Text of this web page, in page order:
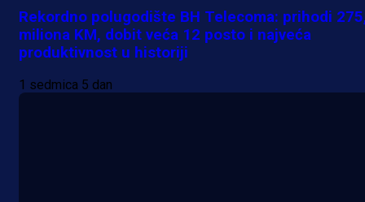
Rekordno polugodište BH Telecoma: prihodi
miliona KM, dobit veća 12 posto i najveća
produktivnost u historiji
1 sedmica 5 dan